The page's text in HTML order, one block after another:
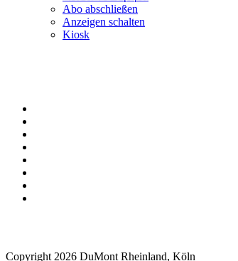
Abo abschließen
Anzeigen schalten
Kiosk
Copyright 2026 DuMont Rheinland, Köln